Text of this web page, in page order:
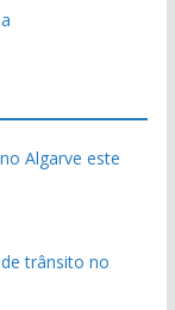
Algarve este
trânsito no